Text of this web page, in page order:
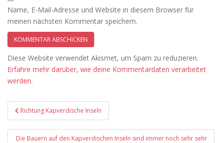
Name, E-Mail-Adresse und Website in diesem Browser für
meinen nächsten Kommentar speichern.
Diese Website verwendet Akismet, um Spam zu reduzieren.
Erfahre mehr darüber, wie deine Kommentardaten verarbeitet
werden.
Beitragsnavigation
Richtung Kapverdische Inseln
Die Bauern auf den Kapverdischen Inseln sind immer noch sehr sehr